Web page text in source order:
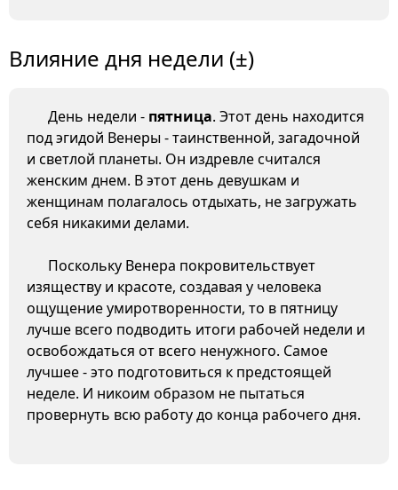
Влияние дня недели (±)
День недели - пятница. Этот день находится
под эгидой Венеры - таинственной, загадочной
и светлой планеты. Он издревле считался
женским днем. В этот день девушкам и
женщинам полагалось отдыхать, не загружать
себя никакими делами.
Поскольку Венера покровительствует
изяществу и красоте, создавая у человека
ощущение умиротворенности, то в пятницу
лучше всего подводить итоги рабочей недели и
освобождаться от всего ненужного. Самое
лучшее - это подготовиться к предстоящей
неделе. И никоим образом не пытаться
провернуть всю работу до конца рабочего дня.